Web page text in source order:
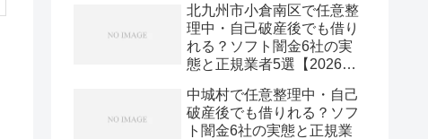
北九州市小倉南区で任意整
理中・自己破産後でも借り
れる？ソフト闇金6社の実
態と正規業者5選【2026年
中城村で任意整理中・自己
破産後でも借りれる？ソフ
ト闇金6社の実態と正規業